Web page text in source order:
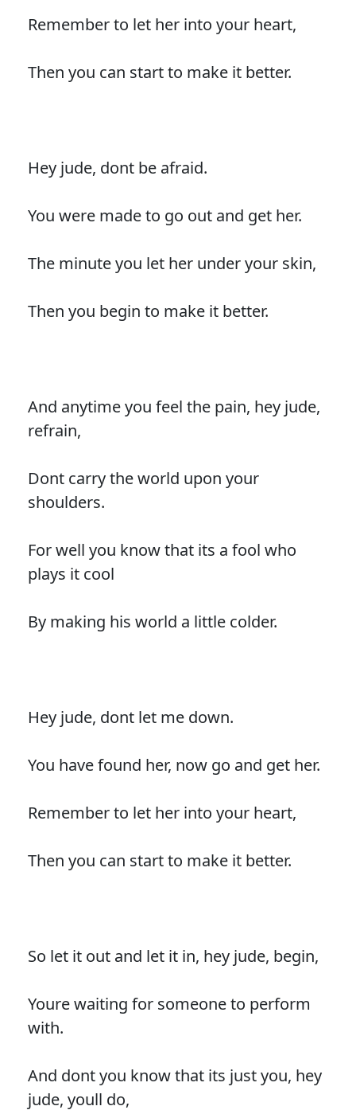
Remember to let her into your heart,
Then you can start to make it better.
Hey jude, dont be afraid.
You were made to go out and get her.
The minute you let her under your skin,
Then you begin to make it better.
And anytime you feel the pain, hey jude,
refrain,
Dont carry the world upon your
shoulders.
For well you know that its a fool who
plays it cool
By making his world a little colder.
Hey jude, dont let me down.
You have found her, now go and get her.
Remember to let her into your heart,
Then you can start to make it better.
So let it out and let it in, hey jude, begin,
Youre waiting for someone to perform
with.
And dont you know that its just you, hey
jude, youll do,